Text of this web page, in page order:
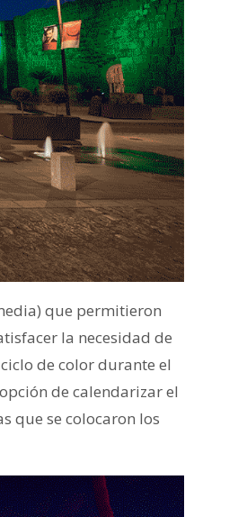
que permitieron
la necesidad de
de color durante el
de calendarizar el
que se colocaron los